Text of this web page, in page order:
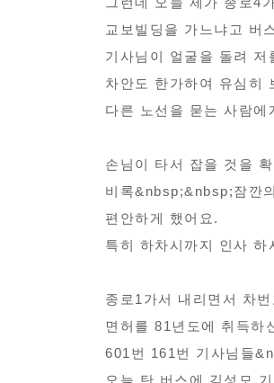
교보빌딩을 가느냐고 버
기사님이 얼굴을 돌려
차안도 한가하여 유심히
다른 노선을 묻는 사람
손님이 타서 잡을 것을
비록&nbsp;&nbsp;잠깐
편안하게 했어요.
특히 하차시까지 인사
종로1가서 내리면서 차
면허를 81년도에 취득
601번 161번 기사님들
오늘 탄 버스에 김성모